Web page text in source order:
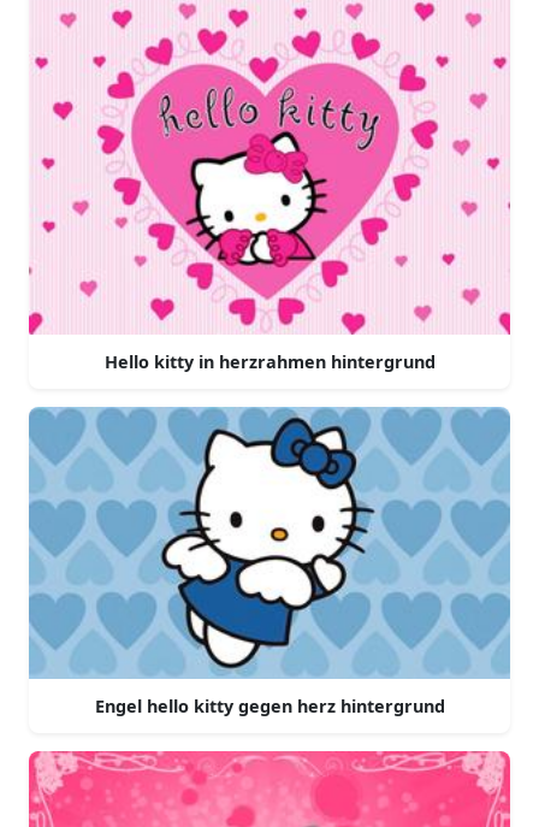
Hello kitty in herzrahmen hintergrund
Engel hello kitty gegen herz hintergrund